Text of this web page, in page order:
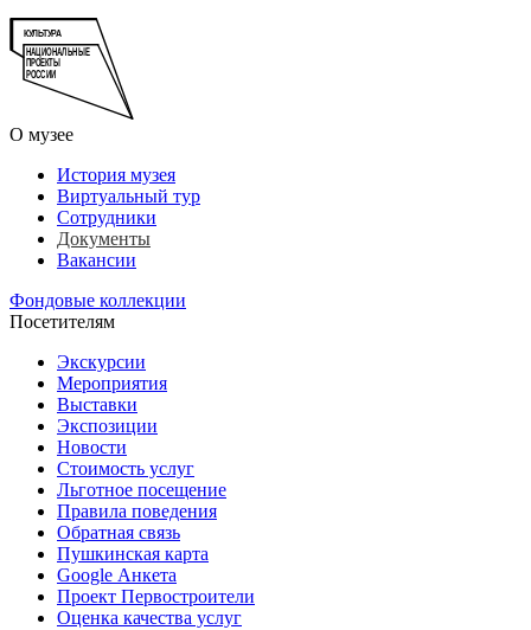
О музее
История музея
Виртуальный тур
Сотрудники
Документы
Вакансии
Фондовые коллекции
Посетителям
Экскурсии
Мероприятия
Выставки
Экспозиции
Новости
Стоимость услуг
Льготное посещение
Правила поведения
Обратная связь
Пушкинская карта
Google Анкета
Проект Первостроители
Оценка качества услуг